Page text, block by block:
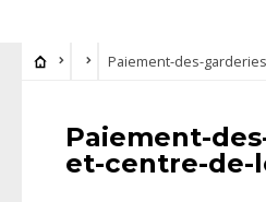
Paiement-des-
Paiement-
et-centre-de-